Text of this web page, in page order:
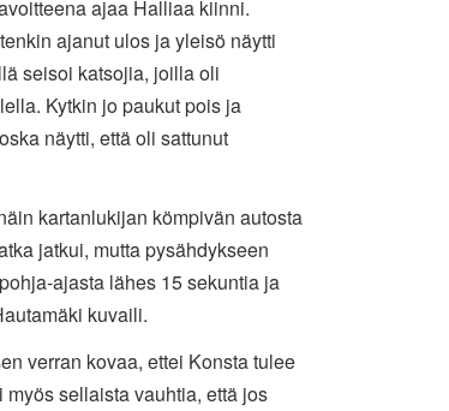
ajaa Halliaa kiinni.
ajanut ulos ja yleisö näytti
seisoi katsojia, joilla oli
Kytkin jo paukut pois ja
näytti, että oli sattunut
kartanlukijan kömpivän autosta
jatkui, mutta pysähdykseen
ajasta lähes 15 sekuntia ja
kuvaili.
verran kovaa, ettei Konsta tulee
sellaista vauhtia, että jos